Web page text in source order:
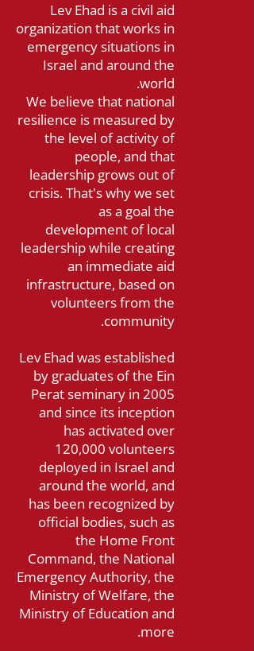
Lev Ehad is a civil aid
organization that works in
emergency situations in
Israel and around the
world.
We believe that national
resilience is measured by
the level of activity of
people, and that
leadership grows out of
crisis. That's why we set
as a goal the
development of local
leadership while creating
an immediate aid
infrastructure, based on
volunteers from the
community.
Lev Ehad was established
by graduates of the Ein
Perat seminary in 2005
and since its inception
has activated over
120,000 volunteers
deployed in Israel and
around the world, and
has been recognized by
official bodies, such as
the Home Front
Command, the National
Emergency Authority, the
Ministry of Welfare, the
Ministry of Education and
more.